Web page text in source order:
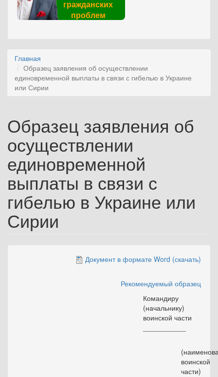
гражданских
проблем
Главная
Образец заявления об осуществлении
единовременной выплаты в связи с гибелью в Украине
или Сирии
Образец заявления об
осуществлении
единовременной
выплаты в связи с
гибелью в Украине или
Сирии
Документ в формате Word (скачать)
Рекомендуемый образец
Командиру
(начальнику)
воинской части
воинской
части)